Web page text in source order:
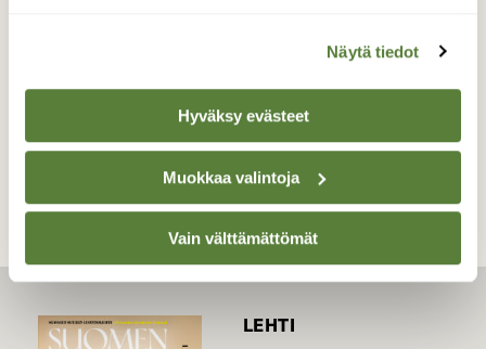
Näytä tiedot
Hyväksy evästeet
Muokkaa valintoja
Vain välttämättömät
TAKAISIN LISTAAN
LEHTI